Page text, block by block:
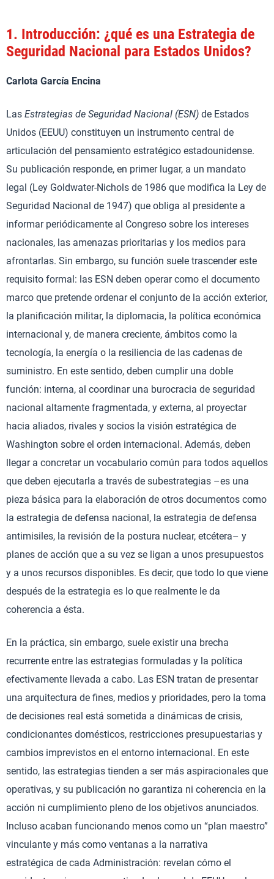
1. Introducción: ¿qué es una Estrategia de
Seguridad Nacional para Estados Unidos?
Carlota García Encina
Las Estrategias de Seguridad Nacional (ESN) de Estados
Unidos (EEUU) constituyen un instrumento central de
articulación del pensamiento estratégico estadounidense.
Su publicación responde, en primer lugar, a un mandato
legal (Ley Goldwater-Nichols de 1986 que modifica la Ley de
Seguridad Nacional de 1947) que obliga al presidente a
informar periódicamente al Congreso sobre los intereses
nacionales, las amenazas prioritarias y los medios para
afrontarlas. Sin embargo, su función suele trascender este
requisito formal: las ESN deben operar como el documento
marco que pretende ordenar el conjunto de la acción exterior,
la planificación militar, la diplomacia, la política económica
internacional y, de manera creciente, ámbitos como la
tecnología, la energía o la resiliencia de las cadenas de
suministro. En este sentido, deben cumplir una doble
función: interna, al coordinar una burocracia de seguridad
nacional altamente fragmentada, y externa, al proyectar
hacia aliados, rivales y socios la visión estratégica de
Washington sobre el orden internacional. Además, deben
llegar a concretar un vocabulario común para todos aquellos
que deben ejecutarla a través de subestrategias –es una
pieza básica para la elaboración de otros documentos como
la estrategia de defensa nacional, la estrategia de defensa
antimisiles, la revisión de la postura nuclear, etcétera– y
planes de acción que a su vez se ligan a unos presupuestos
y a unos recursos disponibles. Es decir, que todo lo que viene
después de la estrategia es lo que realmente le da
coherencia a ésta.
En la práctica, sin embargo, suele existir una brecha
recurrente entre las estrategias formuladas y la política
efectivamente llevada a cabo. Las ESN tratan de presentar
una arquitectura de fines, medios y prioridades, pero la toma
de decisiones real está sometida a dinámicas de crisis,
condicionantes domésticos, restricciones presupuestarias y
cambios imprevistos en el entorno internacional. En este
sentido, las estrategias tienden a ser más aspiracionales que
operativas, y su publicación no garantiza ni coherencia en la
acción ni cumplimiento pleno de los objetivos anunciados.
Incluso acaban funcionando menos como un “plan maestro”
vinculante y más como ventanas a la narrativa
estratégica de cada Administración: revelan cómo el